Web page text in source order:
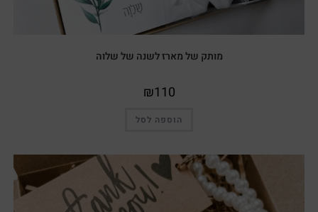
מותק של מארז לשנה של שלוה
₪110
הוספה לסל